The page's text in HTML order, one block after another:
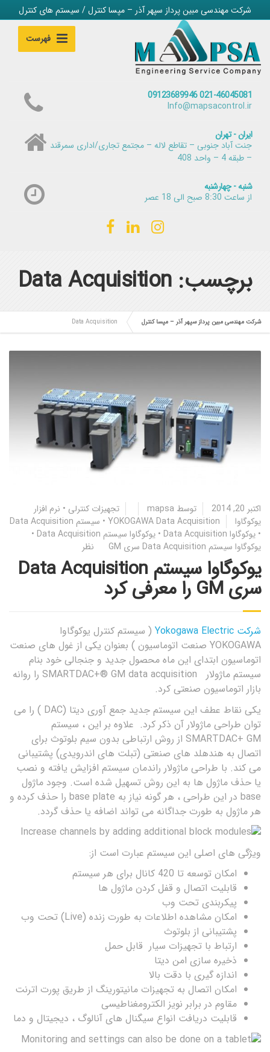
شرکت مهندسی مبین پرداز سپهر آذر – مپسا کنترل / سیستم های کنترل
فهرست
021-46045081 09123689946
Info@mapsacontrol.ir
ایران - تهران
جنت آباد جنوبی – تقاطع لاله – مجتمع تجاری/اداری سمرقند
– طبقه 4 – واحد 408
شنبه - چهارشنبه
از ساعت 8:30 صبح الی 18 عصر
برچسب: Data Acquisition
شرکت مهندسی مبین پرداز سپهر آذر – مپسا کنترل Data Acquisition
اکتبر 20, 2014 توسط mapsa تجهیزات کنترلی • نرم افزار
یوکوگاوا YOKOGAWA
Data Acquisition
• سیستم Data Acquisition
• یوکوگاوا Data Acquisition • یوکوگاوا سیستم Data Acquisition
•
یوکوگاوا سیستم Data Acquisition سری GM
نظر
یوکوگاوا سیستم Data Acquisition
سری GM را معرفی کرد
شرکت Yokogawa Electric
( سیستم کنترل یوکوگاوا
YOKOGAWA صنعت اتوماسیون ) بعنوان یکی از غول های صنعت
اتوماسیون ابتدای این ماه محصول جدید و جنجالی خود بنام
سیستم ماژولار SMARTDAC+® GM data acquisition را روانه
بازار اتوماسیون صنعتی کرد.
یکی نقاط عطف این سیستم جدید جمع آوری دیتا (DAC ) را می
توان طراحی ماژولار آن ذکر کرد. علاوه بر این ، سیستم
SMARTDAC+ GM از روش ارتباطی بدون سیم بلوتوث برای
اتصال به هندهلد های صنعتی (تبلت های اندرویدی) پشتیبانی
می کند. با طراحی ماژولار راندمان سیستم افزایش یافته و نصب
یا حذف ماژول ها به این روش تسهیل شده است. وجود ماژول
base در این طراحی ، هر گونه نیاز به base plate را حذف کرده و
هر ماژول به طورت جداگانه می تواند اضافه یا حذف گردد.
ویژگی های اصلی این سیستم عبارت است از:
امکان توسعه تا 420 کانال برای هر سیستم
قابلیت اتصال و قفل کردن ماژول ها
پیکربندی تحت وب
امکان مشاهده اطلاعات به طورت زنده (Live) تحت وب
پشتیبانی از بلوتوث
ارتباط با تجهیزات سیار قابل حمل
ذخیره سازی امن دیتا
اندازه گیری با دقت بالا
امکان اتصال به تجهیزات مانیتورینگ از طریق پورت اترنت
مقاوم در برابر نویز الکترومغناطیسی
قابلیت دریافت انواع سیگنال های آنالوگ ، دیجیتال و دما